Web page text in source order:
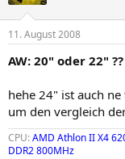
11. August 2008
AW: 20" oder 22" ??
hehe 24" ist auch
um den vergleich
CPU:AMD Athlon II X4
DDR2 800MHz